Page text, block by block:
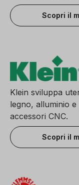
Scopri il
Klein sviluppa
legno, alluminio
accessori CNC.
Scopri il